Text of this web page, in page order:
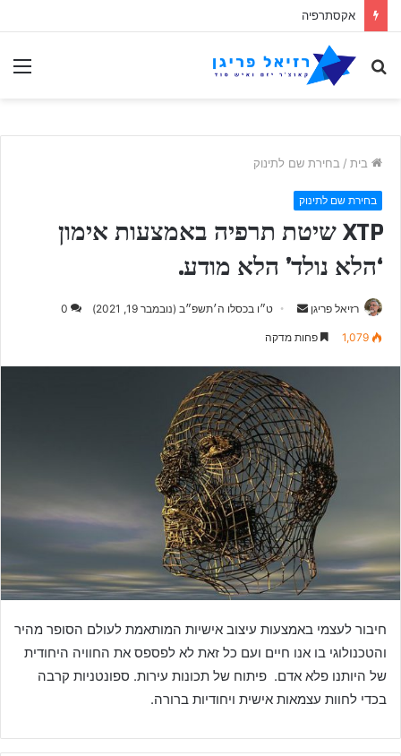
אקסתרפיה
לחפש
בית / בחירת שם לתינוק
בחירת שם לתינוק
XTP שיטת תרפיה באמצעות אימון
‘הלא נולד’ הלא מודע.
רזיאל פריגן
Sendט״ו בכסלו ה׳תשפ״ב (נובמבר 19, 2021) 0
1,079 פחות מדקה
חיבור לעצמי באמצעות עיצוב אישיות המותאמת לעולם הסופר מהיר
והטכנולוגי בו אנו חיים ועם כל זאת לא לפספס את החוויה היחודית
של היותנו פלא אדם. פיתוח של תכונות עירות. ספונטניות קרבה
בכדי לחוות עצמאות אישית ויחודיות ברורה.